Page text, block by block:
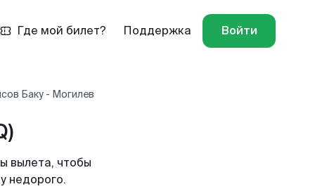
Где мой билет? Поддержка Войти
Баку - Могилев
вылета, чтобы
недорого.